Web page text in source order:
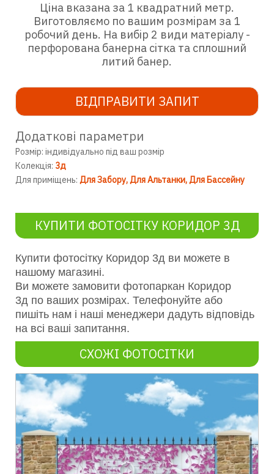
Ціна вказана за 1 квадратний метр.
Виготовляємо по вашим розмірам за 1
робочий день. На вибір 2 види матеріалу -
перфорована банерна сітка та сплошний
литий банер.
ВІДПРАВИТИ ЗАПИТ
Додаткові параметри
Розмір: індивідуально під ваш розмір
Колекція: 3д
Для приміщень: Для Забору Для Альтанки Для Бассейну
КУПИТИ ФОТОСІТКУ КОРИДОР 3Д
Купити фотосітку Коридор 3д ви можете в
нашому магазині.
Ви можете замовити фотопаркан Коридор
3д по ваших розмірах. Телефонуйте або
пишіть нам і наші менеджери дадуть відповідь
на всі ваші запитання.
СХОЖІ ФОТОСІТКИ